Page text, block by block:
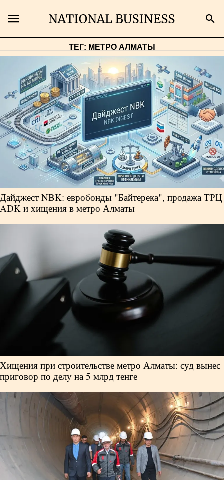
Поиск
Главная
Экономика
Бизнес
Рынки
Технологии
Геополитика
Исследования
О нас
Все новости
ТЕГ: МЕТРО АЛМАТЫ
Дайджест NBK: евробонды "Байтерека", продажа ТРЦ
ADK и хищения в метро Алматы
Хищения при строительстве метро Алматы: суд вынес
приговор по делу на 5 млрд тенге